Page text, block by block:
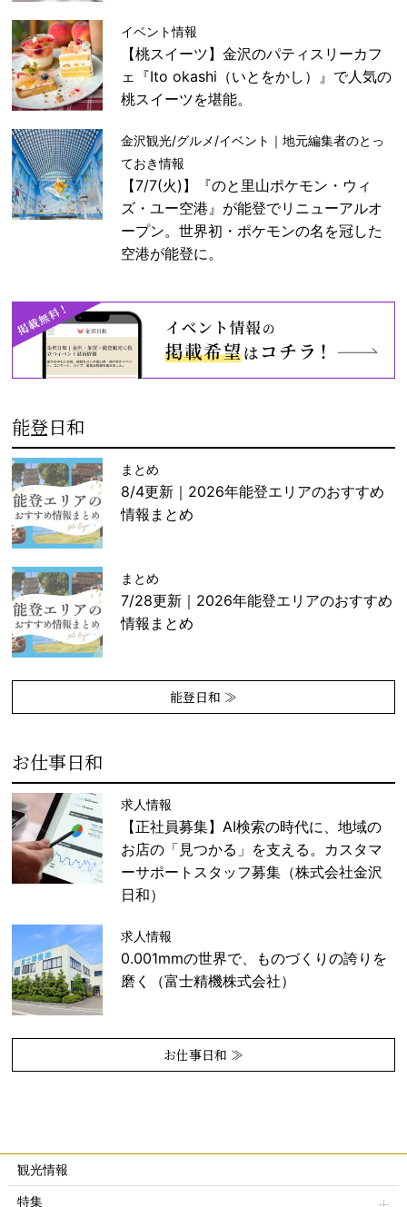
イベント情報
【桃スイーツ】金沢のパティスリーカフ
ェ『Ito okashi（いとをかし）』で人気の
桃スイーツを堪能。
金沢観光/グルメ/イベント｜地元編集者のとっ
ておき情報
【7/7(火)】『のと里山ポケモン・ウィ
ズ・ユー空港』が能登でリニューアルオ
ープン。世界初・ポケモンの名を冠した
空港が能登に。
能登日和
まとめ
8/4更新｜2026年能登エリアのおすすめ
情報まとめ
まとめ
7/28更新｜2026年能登エリアのおすすめ
情報まとめ
能登日和 ≫
お仕事日和
求人情報
【正社員募集】AI検索の時代に、地域の
お店の「見つかる」を支える。カスタマ
ーサポートスタッフ募集（株式会社金沢
日和）
求人情報
0.001mmの世界で、ものづくりの誇りを
磨く（富士精機株式会社）
お仕事日和 ≫
観光情報
特集